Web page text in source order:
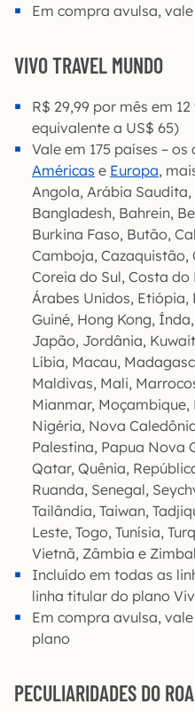
Em compra avulsa,
VIVO TRAVEL MUNDO
R$ 29,99 por mês em
equivalente a US$ 65)
Vale em 175 países –
Américas e Europa,
Angola, Arábia
Bangladesh, Bahrein,
Burkina Faso, Butão,
Camboja, Cazaquistão,
Coreia do Sul, Costa
Árabes Unidos, Etiópia,
Guiné, Hong Kong,
Japão, Jordânia,
Líbia, Macau,
Maldivas, Mali,
Mianmar,
Nigéria, Nova
Palestina, Papua Nova
Qatar, Quênia,
Ruanda, Senegal,
Tailândia, Taiwan,
Leste, Togo, Tunísia,
Vietnã, Zâmbia e
Incluído em todas as
linha titular do plano
Em compra avulsa,
plano
PECULIARIDADES DO